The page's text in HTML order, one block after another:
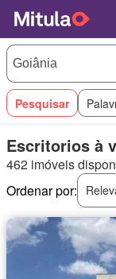
Pesquisar
Escritorios à
462 imóveis
Ordenar por: